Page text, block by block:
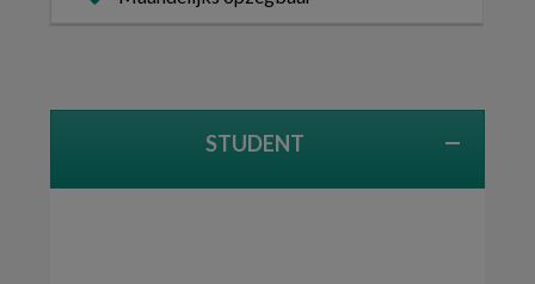
STUDENT